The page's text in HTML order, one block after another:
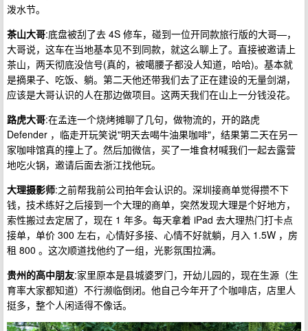
泼水节。
茶山大哥:底盘被刮了去 4S 修车，碰到一位开同款旅行版的大哥—，
大哥说，这车在当地基本见不到同款，就这么聊上了。直接被邀请上
茶山，两天彻底没信号(真的，被噶腰子都没人知道，哈哈)。基本就
是摘果子、吃饭、躺。第二天他还带我们去了正在建设的无量剑湖，
应该是大哥认识的人在那边做项目。这两天我们在山上一分钱没花。
路虎大哥:在孟连一个烧烤摊聊了几句，做物流的，开的路虎
Defender ，临走开玩笑说"明天去喝牛油果咖啡"，结果第二天在另一
家咖啡馆真的撞上了。然后加微信，买了一堆食材喊我们一起去露营
地吃火锅，邀请后面去浙江找他玩。
大理摄影师:之前帮我前公司拍年会认识的。深圳接商单觉得攒不下
钱，技术练好之后接到一个大理的商单，突然发现大理是个好地方，
索性搬过去定居了，现在 1 年多。每天拿着 iPad 去大理热门打卡点
接单，单价 300 左右，心情好多接、心情不好就躺，月入 1.5W ，房
租 800 。这次顺道找他约了一组，光影氛围拉满。
贵州的高中朋友:家里原本是县城婆罗门，开幼儿园的，现在生源（生
育率大家都知道）不行濒临倒闭。他自己今年开了个咖啡店，店里人
挺多，整个人闲适得不像话。